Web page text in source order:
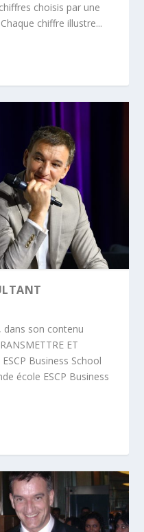
choisis par une
chiffre illustre...
dans son contenu
ET
Business School
école ESCP Business